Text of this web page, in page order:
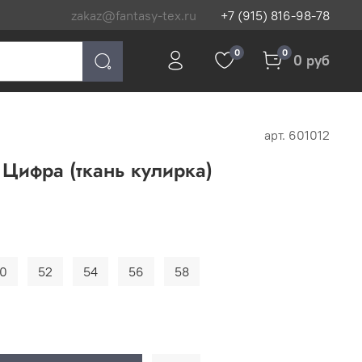
zakaz@fantasy-tex.ru +7 (915) 816-98-78
0 0 0 руб
арт. 601012
(ткань кулирка)
52 54 56 58